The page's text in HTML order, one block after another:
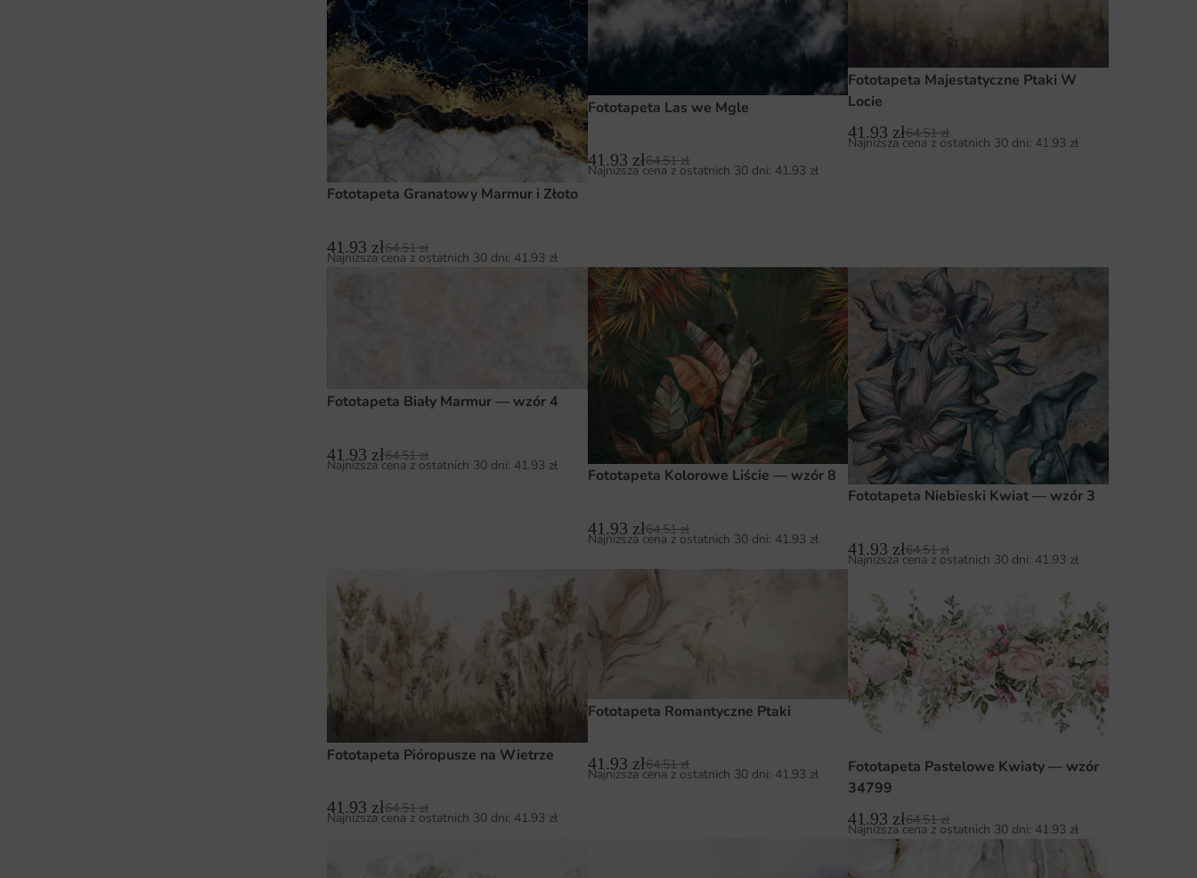
Fototapeta Granatowy Marmur i Złoto
41.93 zł64.51zł
Najniższa cena z ostatnich 30 dni: 41.93 zł
Fototapeta Las we Mgle
41.93 zł64.51zł
Najniższa cena z ostatnich 30 dni: 41.93 zł
Fototapeta Majestatyczne Ptaki W
Locie
41.93 zł64.51zł
Najniższa cena z ostatnich 30 dni: 41.93 zł
Fototapeta Biały Marmur — wzór 4
41.93 zł64.51zł
Najniższa cena z ostatnich 30 dni: 41.93 zł
Fototapeta Kolorowe Liście — wzór 8
41.93 zł64.51zł
Najniższa cena z ostatnich 30 dni: 41.93 zł
Fototapeta Niebieski Kwiat — wzór 3
41.93 zł64.51zł
Najniższa cena z ostatnich 30 dni: 41.93 zł
Fototapeta Pióropusze na Wietrze
41.93 zł64.51zł
Najniższa cena z ostatnich 30 dni: 41.93 zł
Fototapeta Romantyczne Ptaki
41.93 zł64.51zł
Najniższa cena z ostatnich 30 dni: 41.93 zł
Fototapeta Pastelowe Kwiaty — wzór
34799
41.93 zł64.51zł
Najniższa cena z ostatnich 30 dni: 41.93 zł